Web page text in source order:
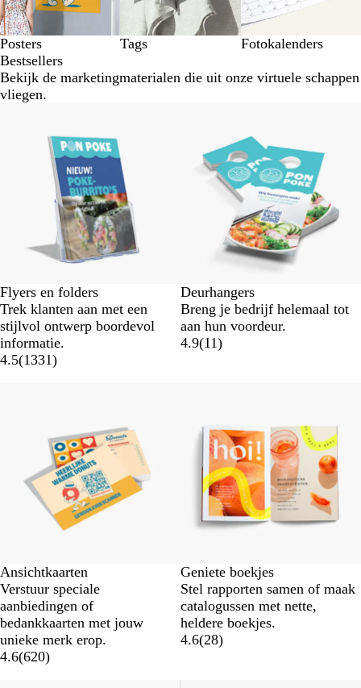
Posters Tags
Fotokalenders
Bestsellers
Bekijk de marketingmaterialen die uit onze virtuele schappen
vliegen.
Flyers en folders
Trek klanten aan met een
stijlvol ontwerp boordevol
informatie.
4.5(1331)
Deurhangers
Breng je bedrijf helemaal tot
aan hun voordeur.
4.9(11)
Ansichtkaarten
Verstuur speciale
aanbiedingen of
bedankkaarten met jouw
unieke merk erop.
4.6(620)
Geniete boekjes
Stel rapporten samen of maak
catalogussen met nette,
heldere boekjes.
4.6(28)